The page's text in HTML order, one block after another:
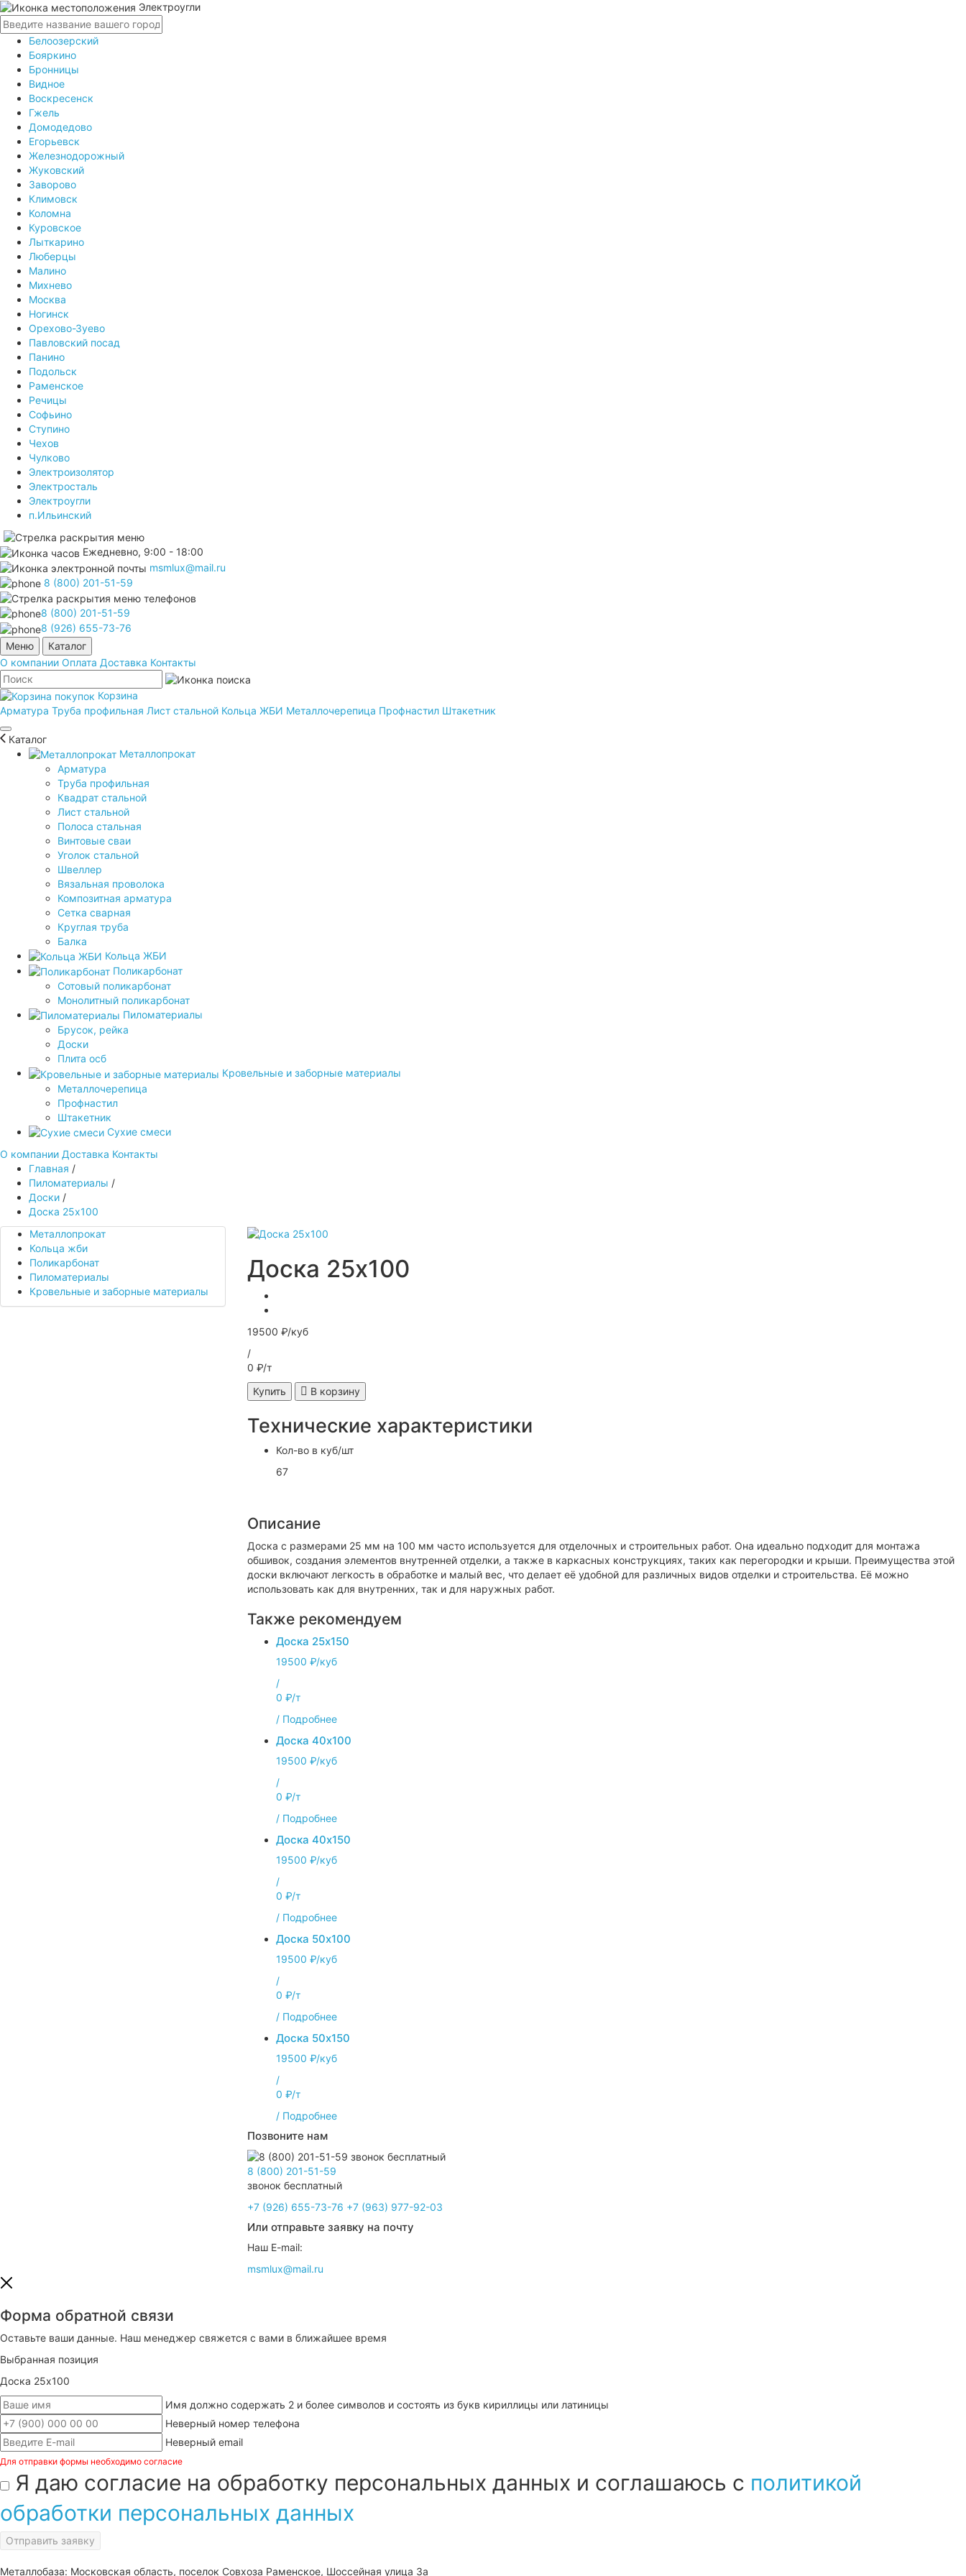
Электроугли
Белоозерский
Бояркино
Бронницы
Видное
Воскресенск
Гжель
Домодедово
Егорьевск
Железнодорожный
Жуковский
Заворово
Климовск
Коломна
Куровское
Лыткарино
Люберцы
Малино
Михнево
Москва
Ногинск
Орехово-Зуево
Павловский посад
Панино
Подольск
Раменское
Речицы
Софьино
Ступино
Чехов
Чулково
Электроизолятор
Электросталь
Электроугли
п.Ильинский
Ежедневно, 9:00 - 18:00
msmlux@mail.ru
8 (800) 201-51-59
8 (800) 201-51-59
8 (926) 655-73-76
Меню
Каталог
О компании Оплата Доставка Контакты
Корзина
Арматура Труба профильная Лист стальной Кольца ЖБИ Металлочерепица Профнастил Штакетник
Каталог
Металлопрокат
Арматура
Труба профильная
Квадрат стальной
Лист стальной
Полоса стальная
Винтовые сваи
Уголок стальной
Швеллер
Вязальная проволока
Композитная арматура
Сетка сварная
Круглая труба
Балка
Кольца ЖБИ
Поликарбонат
Сотовый поликарбонат
Монолитный поликарбонат
Пиломатериалы
Брусок, рейка
Доски
Плита осб
Кровельные и заборные материалы
Металлочерепица
Профнастил
Штакетник
Сухие смеси
О компании Доставка Контакты
Главная /
Пиломатериалы /
Доски /
Доска 25х100
Металлопрокат
Кольца жби
Поликарбонат
Пиломатериалы
Кровельные и заборные материалы
Доска 25х100
19500 ₽/куб
/
0 ₽/т
Купить
В корзину
Технические характеристики
Кол-во в куб/шт
67
Описание
Доска с размерами 25 мм на 100 мм часто используется для отделочных и строительных работ. Она идеально подходит для монтажа
обшивок, создания элементов внутренней отделки, а также в каркасных конструкциях, таких как перегородки и крыши. Преимущества этой
доски включают легкость в обработке и малый вес, что делает её удобной для различных видов отделки и строительства. Её можно
использовать как для внутренних, так и для наружных работ.
Также рекомендуем
Доска 25х150
19500 ₽/куб
/
0 ₽/т
/ Подробнее
Доска 40х100
19500 ₽/куб
/
0 ₽/т
/ Подробнее
Доска 40х150
19500 ₽/куб
/
0 ₽/т
/ Подробнее
Доска 50х100
19500 ₽/куб
/
0 ₽/т
/ Подробнее
Доска 50х150
19500 ₽/куб
/
0 ₽/т
/ Подробнее
Позвоните нам
8 (800) 201-51-59
звонок бесплатный
+7 (926) 655-73-76 +7 (963) 977-92-03
Или отправьте заявку на почту
Наш E-mail:
msmlux@mail.ru
Форма обратной связи
Оставьте ваши данные. Наш менеджер свяжется с вами в ближайшее время
Выбранная позиция
Доска 25х100
Имя должно содержать 2 и более символов и состоять из букв кириллицы или латиницы
Неверный номер телефона
Неверный email
Для отправки формы необходимо согласие
Я даю согласие на обработку персональных данных и соглашаюсь с политикой
обработки персональных данных
Отправить заявку
Металлобаза: Московская область, поселок Совхоза Раменское, Шоссейная улица 3а